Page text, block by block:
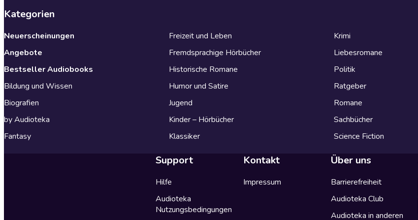
Kategorien
Neuerscheinungen
Angebote
Bestseller Audiobooks
Bildung und Wissen
Biografien
by Audioteka
Fantasy
Freizeit und Leben
Fremdsprachige Hörbücher
Historische Romane
Humor und Satire
Jugend
Kinder – Hörbücher
Klassiker
Krimi
Liebesromane
Politik
Ratgeber
Romane
Sachbücher
Science Fiction
Support
Hilfe
Audioteka
Nutzungsbedingungen
Kontakt
Impressum
Über uns
Barrierefreiheit
Audioteka Club
Audioteka in anderen